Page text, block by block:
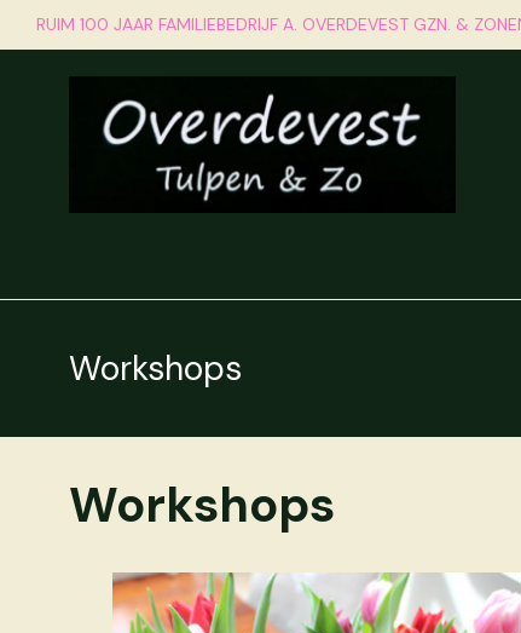
RUIM 100 JAAR FAMILIEBEDRIJF A. OVERDEVEST GZN. &
Workshops
Workshops